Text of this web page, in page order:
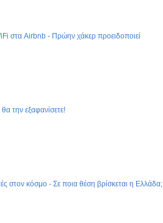
στα Airbnb - Πρώην χάκερ προειδοποιεί
την εξαφανίσετε!
στον κόσμο - Σε ποια θέση βρίσκεται η Ελλάδα;